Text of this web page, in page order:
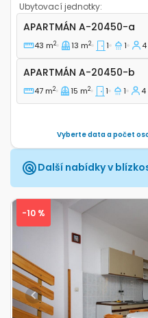
Ubytovací jednotky:
Jednopokojový
APARTMÁN A-20450-a
43 m2 13 m2 1 1 4
Apartmán A-20450-b
APARTMÁN A-20450-b
47 m2 15 m2 1 1 4
Vyberte data a počet
Další nabídky v
Previous
-10 %